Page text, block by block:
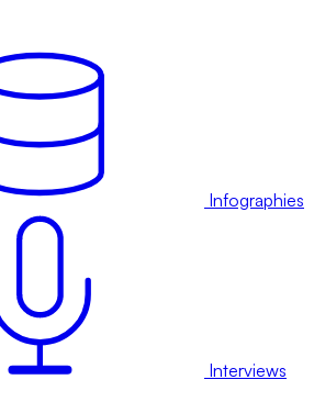
Infographies
Interviews